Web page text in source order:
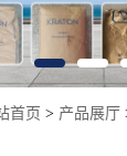
首页 > 产品展厅